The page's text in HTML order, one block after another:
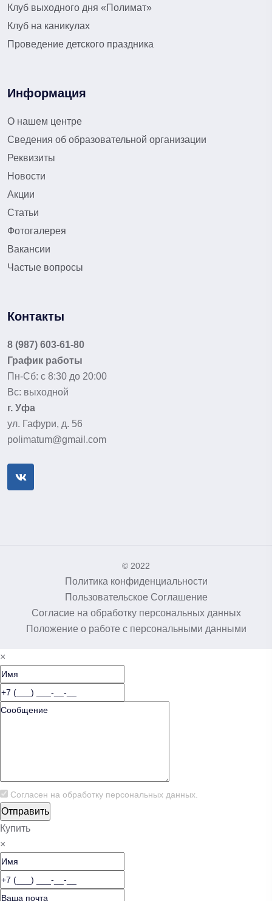
Клуб выходного дня «Полимат»
Клуб на каникулах
Проведение детского праздника
Информация
О нашем центре
Сведения об образовательной организации
Реквизиты
Новости
Акции
Статьи
Фотогалерея
Вакансии
Частые вопросы
Контакты
8 (987) 603-61-80
График работы
Пн-Сб: с 8:30 до 20:00
Вс: выходной
г. Уфа
ул. Гафури, д. 56
polimatum@gmail.com
© 2022
Политика конфиденциальности
Пользовательское Соглашение
Согласие на обработку персональных данных
Положение о работе с персональными данными
×
Согласен на обработку персональных данных.
Купить
×